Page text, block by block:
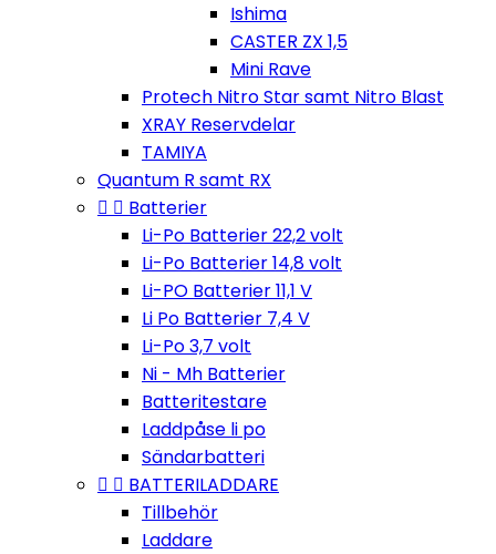
Ishima
CASTER ZX 1,5
Mini Rave
Protech Nitro Star samt Nitro Blast
XRAY Reservdelar
TAMIYA
Quantum R samt RX
  Batterier
Li-Po Batterier 22,2 volt
Li-Po Batterier 14,8 volt
Li-PO Batterier 11,1 V
Li Po Batterier 7,4 V
Li-Po 3,7 volt
Ni - Mh Batterier
Batteritestare
Laddpåse li po
Sändarbatteri
  BATTERILADDARE
Tillbehör
Laddare